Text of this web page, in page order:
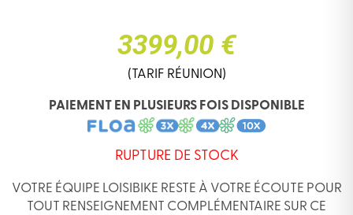
3399,00 €
(TARIF RÉUNION)
PAIEMENT EN PLUSIEURS FOIS DISPONIBLE
RUPTURE DE STOCK
VOTRE ÉQUIPE LOISIBIKE RESTE À VOTRE ÉCOUTE POUR
TOUT RENSEIGNEMENT COMPLÉMENTAIRE SUR CE